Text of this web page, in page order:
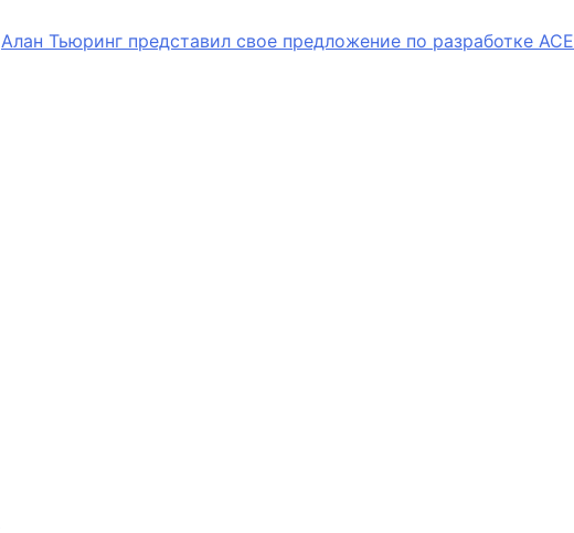
Алан Тьюринг представил свое предложение по разработке ACE